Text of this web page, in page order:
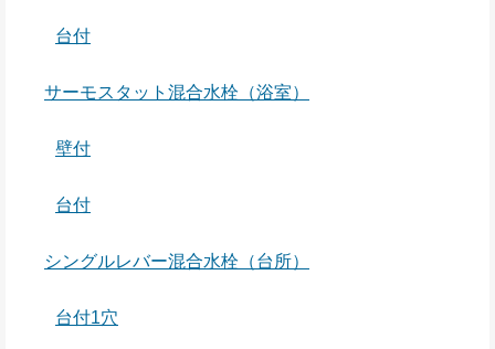
台付
サーモスタット混合水栓（浴室）
壁付
台付
シングルレバー混合水栓（台所）
台付1穴